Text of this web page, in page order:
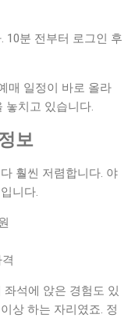
10분 전부터 로그인 후
매 일정이 바로 올라
놓치고 있습니다.
보
훨씬 저렴합니다. 야
니다.
석에 앉은 경험도 있
상 하는 자리였죠. 정